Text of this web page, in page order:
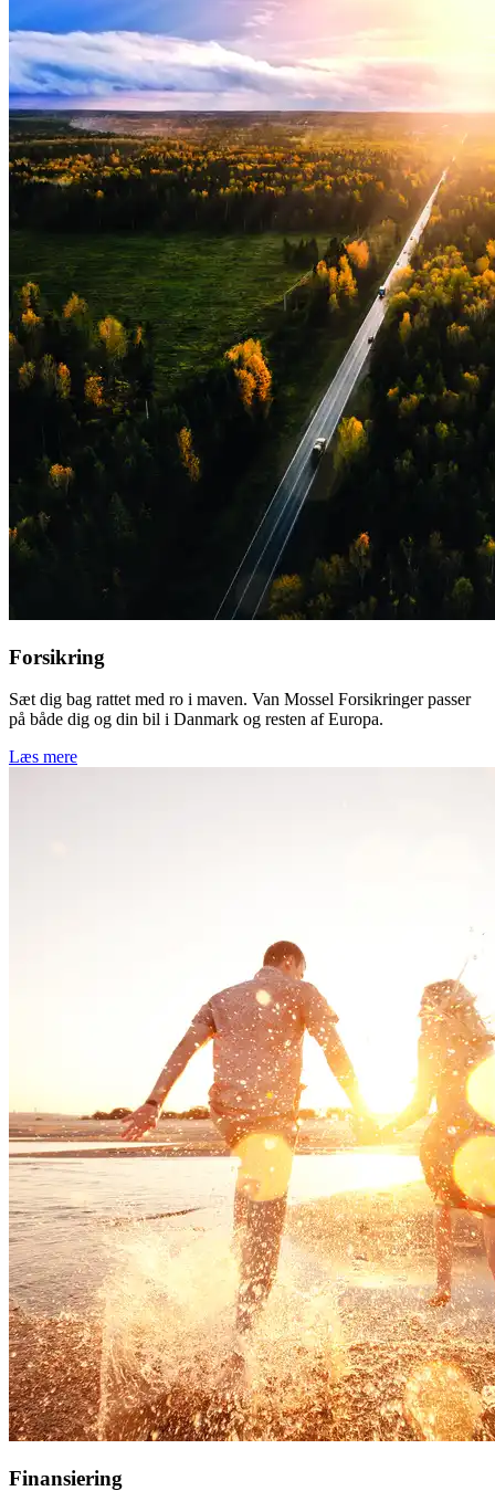
Forsikring
Sæt dig bag rattet med ro i maven. Van Mossel Forsikringer passer
på både dig og din bil i Danmark og resten af Europa.
Læs mere
Finansiering